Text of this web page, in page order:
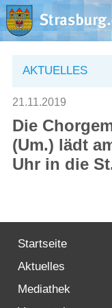
Aktuelles
Rathaus
Natur – Kultur –
AKTUELLES
21.11.2019
Die
(Um.) lädt
Uhr in die
Startseite
Aktuelles
Mediathek